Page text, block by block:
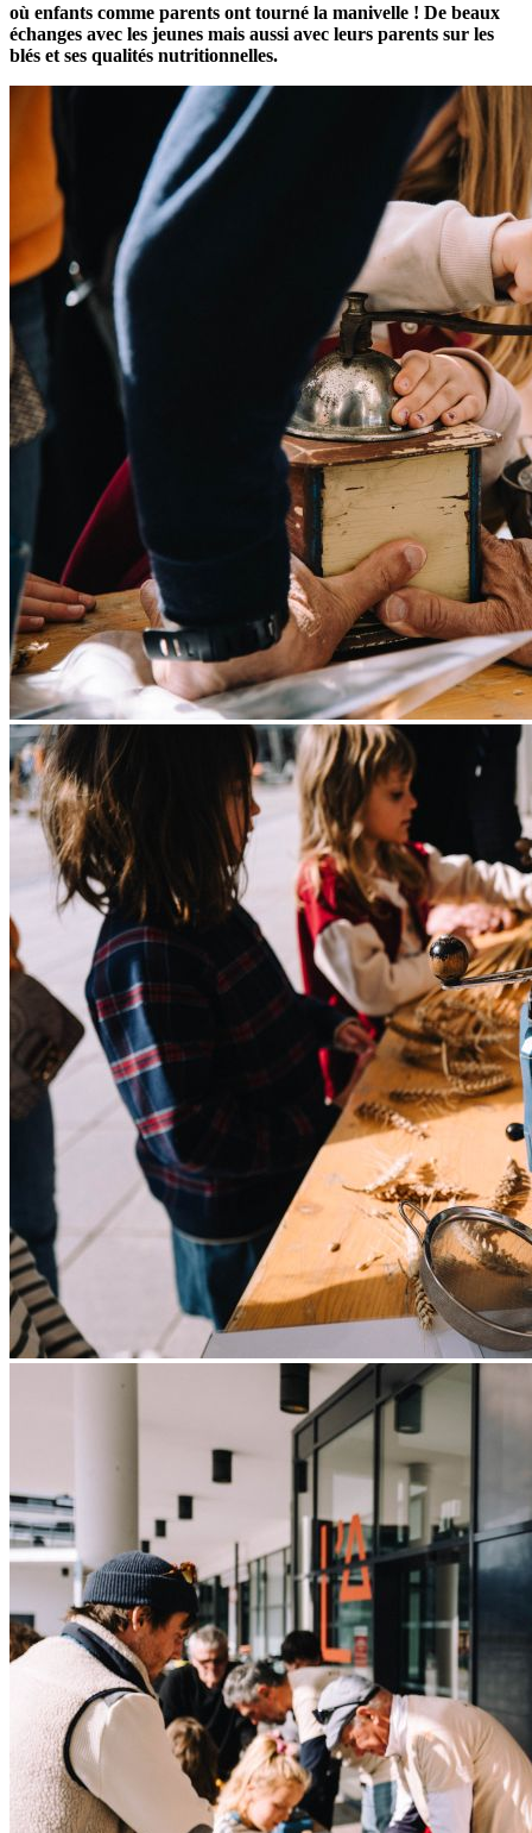
où enfants comme parents ont tourné la manivelle ! De beaux
échanges avec les jeunes mais aussi avec leurs parents sur les
blés et ses qualités nutritionnelles.